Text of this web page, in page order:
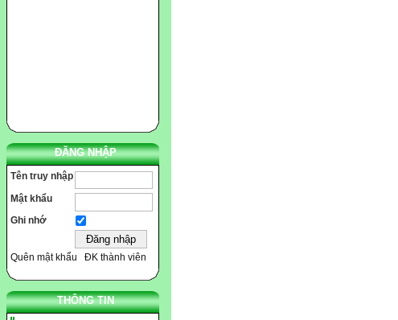
ĐĂNG NHẬP
Tên truy nhập
Mật khẩu
Ghi nhớ
Quên mật khẩu ĐK thành viên
THÔNG TIN